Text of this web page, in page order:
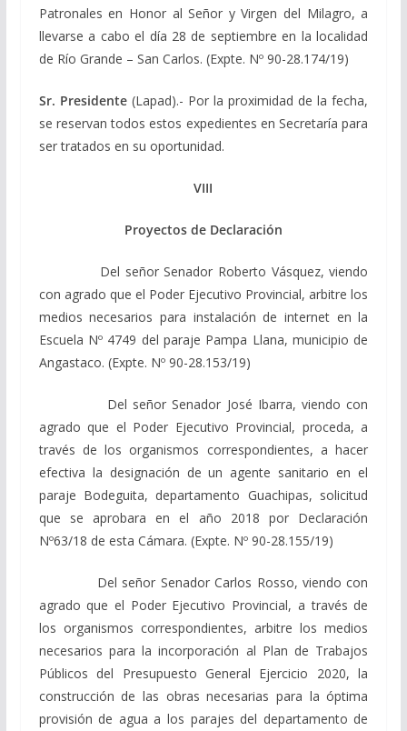
Patronales en Honor al Señor y Virgen del Milagro, a
llevarse a cabo el día 28 de septiembre en la localidad
de Río Grande – San Carlos. (Expte. Nº 90-28.174/19)
Sr. Presidente (Lapad).- Por la proximidad de la fecha,
se reservan todos estos expedientes en Secretaría para
ser tratados en su oportunidad.
VIII
Proyectos de Declaración
Del señor Senador Roberto Vásquez, viendo
con agrado que el Poder Ejecutivo Provincial, arbitre los
medios necesarios para instalación de internet en la
Escuela Nº 4749 del paraje Pampa Llana, municipio de
Angastaco. (Expte. Nº 90-28.153/19)
Del señor Senador José Ibarra, viendo con
agrado que el Poder Ejecutivo Provincial, proceda, a
través de los organismos correspondientes, a hacer
efectiva la designación de un agente sanitario en el
paraje Bodeguita, departamento Guachipas, solicitud
que se aprobara en el año 2018 por Declaración
Nº63/18 de esta Cámara. (Expte. Nº 90-28.155/19)
Del señor Senador Carlos Rosso, viendo con
agrado que el Poder Ejecutivo Provincial, a través de
los organismos correspondientes, arbitre los medios
necesarios para la incorporación al Plan de Trabajos
Públicos del Presupuesto General Ejercicio 2020, la
construcción de las obras necesarias para la óptima
provisión de agua a los parajes del departamento de